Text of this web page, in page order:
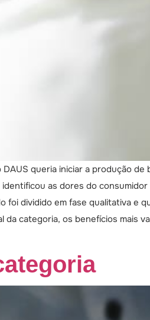
queria iniciar a produção
as dores do
dividido em fase qualitativa e
categoria, os benefícios mais